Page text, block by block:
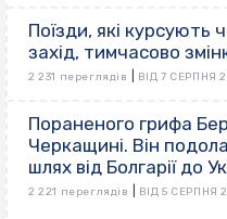
Поїзди, які курсують
захід, тимчасово
2 231 переглядів ВІД 7 СЕРПНЯ
Пораненого грифа
Черкащині. Він
шлях від Болгарії до
2 221 переглядів ВІД 5 СЕРПНЯ